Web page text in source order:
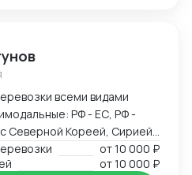
в командировках в
всеми видами
РФ - ЕС, РФ -
Северной Кореей, Сирией,
товара под заказ,
доведение до контракта с
от10 000 ₽
от10 000 ₽